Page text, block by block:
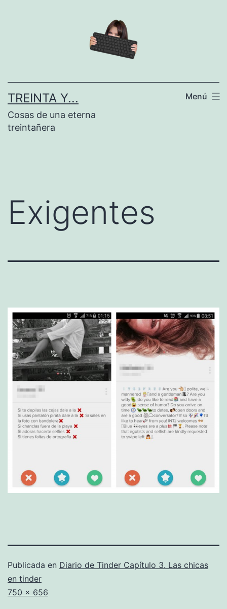
TREINTA Y...
Cosas de una eterna
treintañera
Menú
Exigentes
Publicada en Diario de Tinder Capítulo 3. Las chicas
en tinder
Tamaño
750 × 656